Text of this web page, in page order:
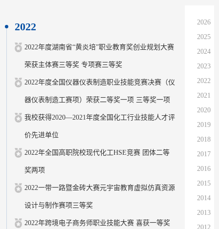
2022
2022年度湖南省“黄炎培”职业教育奖创业规划大赛
荣获主体赛三等奖 专项赛三等奖
2022年度全国仪器仪表制造职业技能竞赛决赛（仪
器仪表制造工赛项）荣获二等奖一项 三等奖一项
我校获得2020—2021年度全国化工行业技能人才评
价先进单位
2022年全国高职院校现代化工HSE竞赛 团体二等
奖两项
2022一带一路暨金砖大赛元宇宙教育虚拟仿真资源
设计与制作赛项三等奖
2022年跨境电子商务师职业技能大赛 喜获一等奖
2026
2025
2024
2023
2022
2021
2020
2019
2018
2017
2016
2015
2014
2013
2012